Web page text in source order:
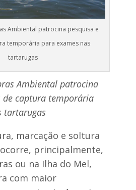
Ambiental patrocina pesquisa e
temporária para exames nas
tartarugas
Ambiental patrocina
de captura temporária
tartarugas
marcação e soltura
principalmente,
ou na Ilha do Mel,
com maior